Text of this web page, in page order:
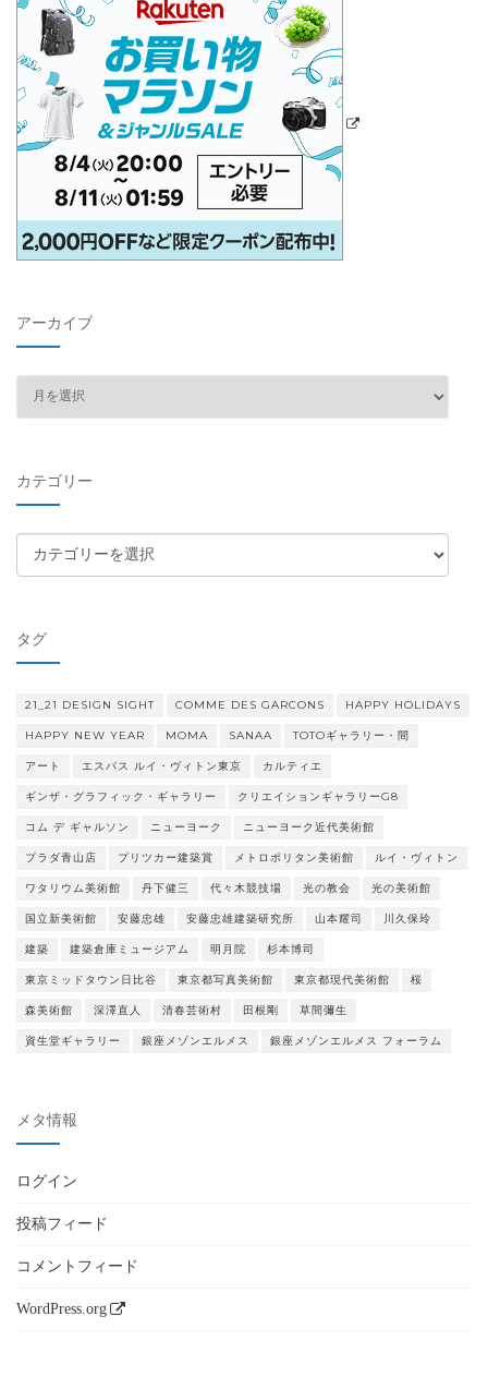
アーカイブ
ブ
カテゴリー
テ
ー
タグ
21_21 DESIGN SIGHT COMME DES GARCONS HAPPY HOLIDAYS
HAPPY NEW YEAR MOMA SANAA TOTOギャラリー・間
アート エスパス ルイ・ヴィトン東京 カルティエ
ギンザ・グラフィック・ギャラリー クリエイションギャラリーG8
コム デ ギャルソン ニューヨーク ニューヨーク近代美術館
プラダ青山店 プリツカー建築賞 メトロポリタン美術館 ルイ・ヴィトン
ワタリウム美術館 丹下健三 代々木競技場 光の教会 光の美術館
国立新美術館 安藤忠雄 安藤忠雄建築研究所 山本耀司 川久保玲
建築 建築倉庫ミュージアム 明月院 杉本博司
東京ミッドタウン日比谷 東京都写真美術館 東京都現代美術館 桜
森美術館 深澤直人 清春芸術村 田根剛 草間彌生
資生堂ギャラリー 銀座メゾンエルメス 銀座メゾンエルメス フォーラム
メタ情報
ログイン
投稿フィード
コメントフィード
WordPress.org